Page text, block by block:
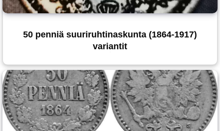
50 penniä suuriruhtinaskunta (1864-1917)
variantit